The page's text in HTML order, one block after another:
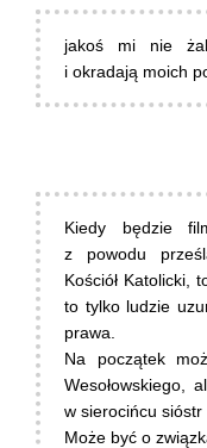
jakoś mi nie
i okradają moich
Kiedy będzie
z powodu
Kościół Katolicki,
to tylko ludzie
prawa.
Na początek
Wesołowskiego,
w sierocińcu sióstr
Może być o